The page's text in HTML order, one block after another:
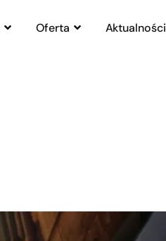
Oferta Aktualności